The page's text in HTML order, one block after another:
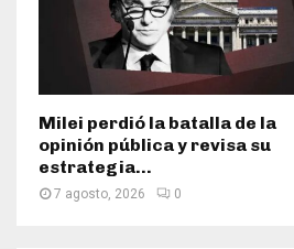
Milei perdió la batalla de la
opinión pública y revisa su
estrategia...
7 agosto, 2026 0